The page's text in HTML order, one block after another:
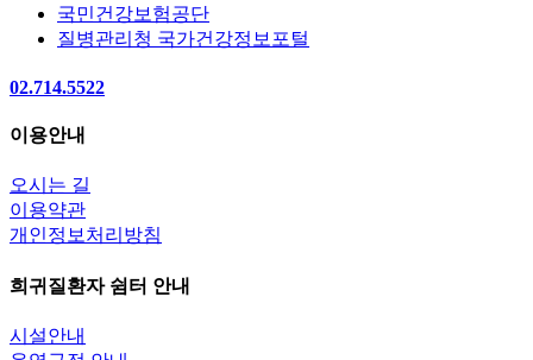
국민건강보험공단
질병관리청 국가건강정보포털
02.714.5522
이용안내
오시는 길
이용약관
개인정보처리방침
희귀질환자 쉼터 안내
시설안내